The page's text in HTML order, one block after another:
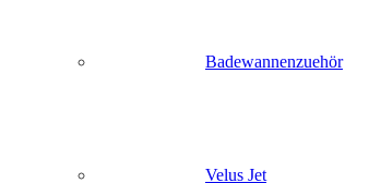
Badewannenzuehör
Velus Jet